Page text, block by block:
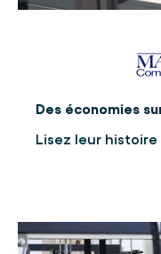
Des économies
Lisez leur